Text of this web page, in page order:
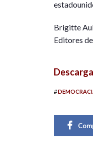
Brigitte
Editores
#